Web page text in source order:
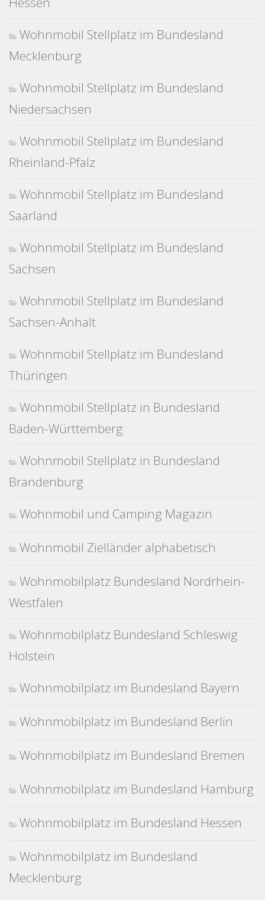
Wohnmobil Stellplatz im Bundesland
Mecklenburg
Wohnmobil Stellplatz im Bundesland
Niedersachsen
Wohnmobil Stellplatz im Bundesland
Rheinland-Pfalz
Wohnmobil Stellplatz im Bundesland
Saarland
Wohnmobil Stellplatz im Bundesland
Sachsen
Wohnmobil Stellplatz im Bundesland
Sachsen-Anhalt
Wohnmobil Stellplatz im Bundesland
Thüringen
Wohnmobil Stellplatz in Bundesland
Baden-Württemberg
Wohnmobil Stellplatz in Bundesland
Brandenburg
Wohnmobil und Camping Magazin
Wohnmobil Zielländer alphabetisch
Wohnmobilplatz Bundesland Nordrhein-
Westfalen
Wohnmobilplatz Bundesland Schleswig
Holstein
Wohnmobilplatz im Bundesland Bayern
Wohnmobilplatz im Bundesland Berlin
Wohnmobilplatz im Bundesland Bremen
Wohnmobilplatz im Bundesland Hamburg
Wohnmobilplatz im Bundesland Hessen
Wohnmobilplatz im Bundesland
Mecklenburg